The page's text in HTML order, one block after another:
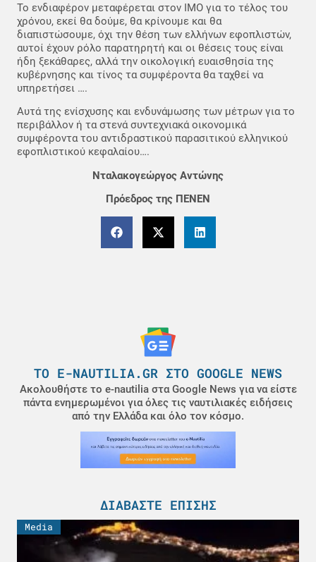
Το ενδιαφέρον μεταφέρεται στον IMO για το τέλος του
χρόνου, εκεί θα δούμε, θα κρίνουμε και θα
διαπιστώσουμε, όχι την θέση των ελλήνων εφοπλιστών,
αυτοί έχουν ρόλο παρατηρητή και οι θέσεις τους είναι
ήδη ξεκάθαρες, αλλά την οικολογική ευαισθησία της
κυβέρνησης και τίνος τα συμφέροντα θα ταχθεί να
υπηρετήσει ….
Αυτά της ενίσχυσης και ενδυνάμωσης των μέτρων για το
περιβάλλον ή τα στενά συντεχνιακά οικονομικά
συμφέροντα του αντιδραστικού παρασιτικού ελληνικού
εφοπλιστικού κεφαλαίου….
Νταλακογεώργος Αντώνης
Πρόεδρος της ΠΕΝΕΝ
ΤΟ E-NAUTILIA.GR ΣΤΟ GOOGLE NEWS
Ακολουθήστε το e-nautilia στα Google News για να είστε
πάντα ενημερωμένοι για όλες τις ναυτιλιακές ειδήσεις
από την Ελλάδα και όλο τον κόσμο.
ΔΙΑΒΆΣΤΕ ΕΠΊΣΗΣ
Media